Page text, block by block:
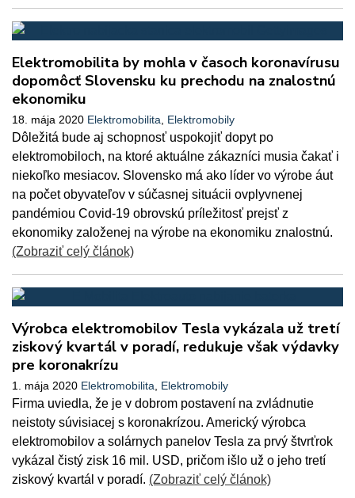
Elektromobilita by mohla v časoch koronavírusu
dopomôcť Slovensku ku prechodu na znalostnú
ekonomiku
18. mája 2020 Elektromobilita Elektromobily
Dôležitá bude aj schopnosť uspokojiť dopyt po
elektromobiloch, na ktoré aktuálne zákazníci musia čakať i
niekoľko mesiacov. Slovensko má ako líder vo výrobe áut
na počet obyvateľov v súčasnej situácii ovplyvnenej
pandémiou Covid-19 obrovskú príležitosť prejsť z
ekonomiky založenej na výrobe na ekonomiku znalostnú.
(Zobraziť celý článok)
Výrobca elektromobilov Tesla vykázala už tretí
ziskový kvartál v poradí, redukuje však výdavky
pre koronakrízu
1. mája 2020 Elektromobilita Elektromobily
Firma uviedla, že je v dobrom postavení na zvládnutie
neistoty súvisiacej s koronakrízou. Americký výrobca
elektromobilov a solárnych panelov Tesla za prvý štvrťrok
vykázal čistý zisk 16 mil. USD, pričom išlo už o jeho tretí
ziskový kvartál v poradí. (Zobraziť celý článok)